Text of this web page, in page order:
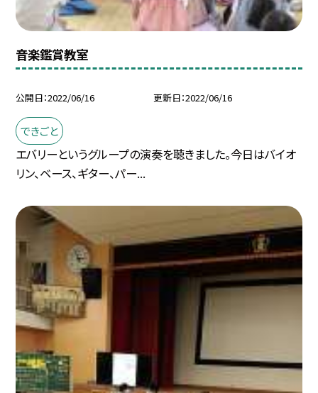
音楽鑑賞教室
公開日 2022/06/16 更新日 2022/06/16
できごと
エバリーというグループの演奏を聴きました。今日はバイオ
リン、ベース、ギター、パー...